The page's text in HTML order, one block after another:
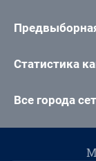
Статистика
Все города